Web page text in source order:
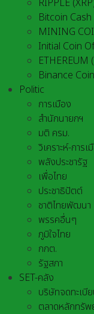
RIPPLE
Bitcoin
MINING
Initial Coin
ETHEREUM
Binance
Politic
การเมือง
สำนักนายกฯ
มติ ครม.
วิเคราะห์-การเ
พลังประชารัฐ
เพื่อไทย
ประชาธิปัตต์
ชาติไทยพัฒนา
พรรคอื่นๆ
ภูมิใจไทย
กกต.
รัฐสภา
SET-คลัง
บริษัทจดทะเบี
ตลาดหลักทรั